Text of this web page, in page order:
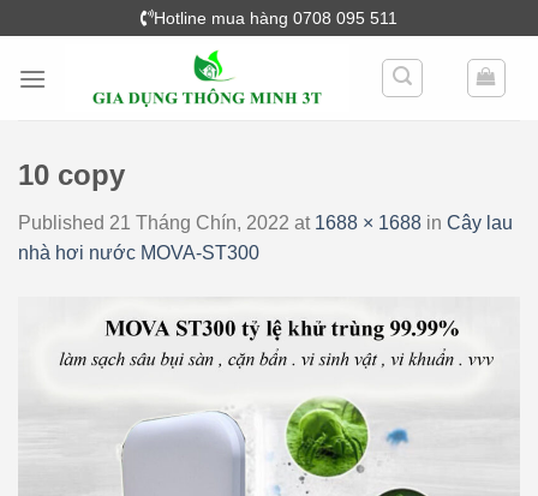
content
Hotline mua hàng 0708 095 511
10 copy
Published 21 Tháng Chín, 2022 at 1688 × 1688 in Cây lau
nhà hơi nước MOVA-ST300